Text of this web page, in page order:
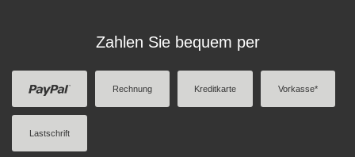
Zahlen Sie bequem per
Rechnung Kreditkarte Vorkasse*
Lastschrift